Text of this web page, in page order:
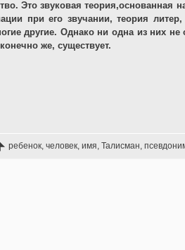
Это звуковая теория,основанная
при его звучании, теория
другие. Однако ни одна из них не
же, существует.
ребенок, человек, имя, Талисман,